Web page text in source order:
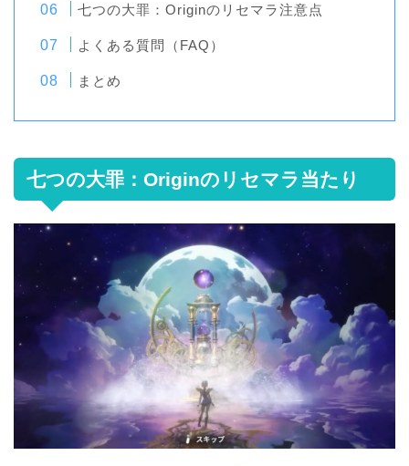
七つの大罪：Originのリセマラ注意点
よくある質問（FAQ）
まとめ
七つの大罪：Originのリセマラ当たり